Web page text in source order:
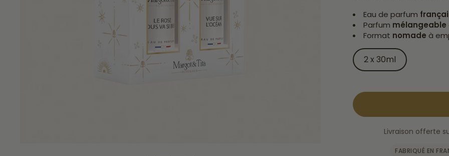
Eau de parfum
Parfum mélangeable
Format nomade à
2 x 30ml
Livraison offerte
FABRIQUÉ EN